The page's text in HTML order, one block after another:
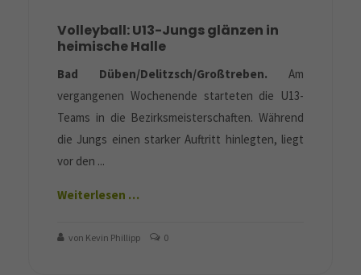
Volleyball: U13-Jungs glänzen in
heimische Halle
Bad Düben/Delitzsch/Großtreben. Am
vergangenen Wochenende starteten die U13-
Teams in die Bezirksmeisterschaften. Während
die Jungs einen starker Auftritt hinlegten, liegt
vor den ...
Weiterlesen …
von Kevin Phillipp 0